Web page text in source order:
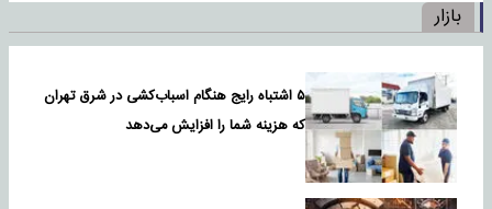
بازار
۵ اشتباه رایج هنگام اسباب‌کشی در شرق تهران
که هزینه شما را افزایش می‌دهد